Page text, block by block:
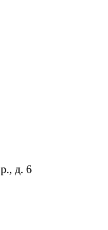
д. 6